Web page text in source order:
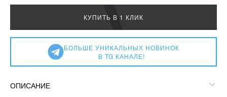
КУПИТЬ В 1 КЛИК
БОЛЬШЕ УНИКАЛЬНЫХ НОВИНОК
В TG КАНАЛЕ!
ОПИСАНИЕ